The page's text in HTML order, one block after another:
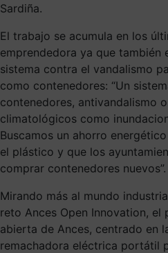
Sardiña.
El trabajo se acumula en los
emprendedora ya que también
sistema contra el vandalismo
como contenedores: “Un
contenedores, antivandalismo
climatológicos como
Buscamos un ahorro
el plástico y que los
comprar contenedores nuevos”.
Mirando más al mundo
reto Ances Open Innovation, el
abierta de Ances, centrado en
remachadora eléctrica portátil